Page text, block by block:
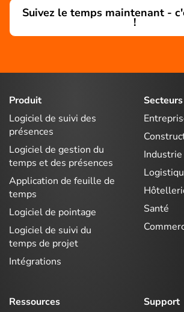
Suivez le temps maintenant -
!
Produit
Logiciel de suivi des
présences
Logiciel de gestion du
temps et des présences
Application de feuille de
temps
Logiciel de pointage
Logiciel de suivi du
temps de projet
Intégrations
Secteurs
Industrie
Santé
Ressources
Support